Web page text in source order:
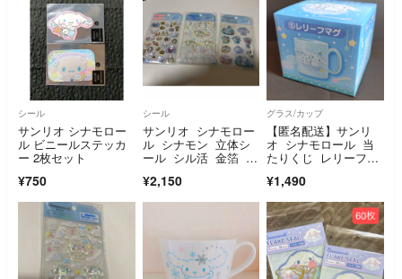
シール
サンリオ シナモロー
ル ビニールステッカ
ー 2枚セット
¥750
シール
サンリオ シナモロー
ル シナモン 立体シ
ール シル活 金箔 ク
コ キラキラ ぷっく
り おはじき
¥2,150
グラス/カップ
【匿名配送】サンリ
オ シナモロール 当
たりくじ レリーフマ
¥1,490